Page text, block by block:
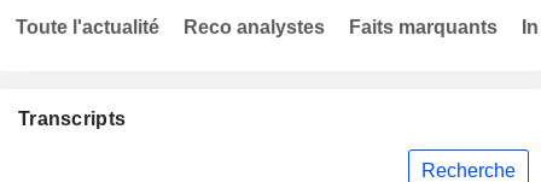
Transcripts
Recherche
Toute l'actualité Reco analystes Faits marquants